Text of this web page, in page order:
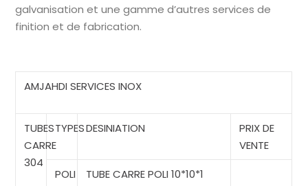
galvanisation et une gamme d’autres services de
finition et de fabrication.
AMJAHDI SERVICES INOX
TUBES
CARRE
304
TYPESDESINIATION
PRIX DE
VENTE
POLI
TUBE CARRE POLI 10*10*1